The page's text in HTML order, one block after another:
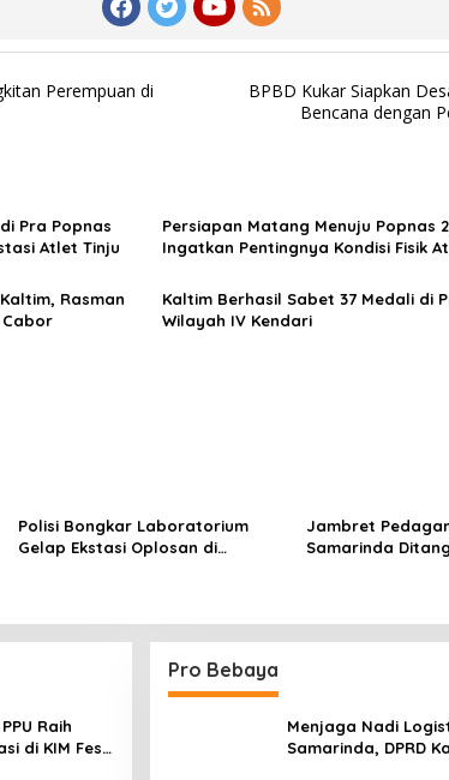
Perempuan di
BPBD Kukar Siapkan
Bencana dengan
Pra Popnas
Atlet Tinju
Persiapan Matang Menuju Popnas
Ingatkan Pentingnya Kondisi Fisik
Rasman
Cabor
Kaltim Berhasil Sabet 37 Medali di
Wilayah IV Kendari
Polisi Bongkar Laboratorium
Gelap Ekstasi Oplosan di
Jambret
Samarinda
Raih
di KIM Fest
Pro Bebaya
Menjaga Nadi
Samarinda, DPRD